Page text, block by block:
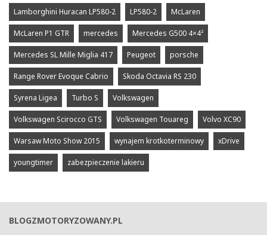
Lamborghini Huracan LP580-2 LP580-2 McLaren
McLaren P1 GTR mercedes Mercedes G500 4×4²
Mercedes SL Mille Miglia 417 Peugeot porsche
Range Rover Evoque Cabrio Skoda Octavia RS 230
Syrena Ligea Turbo S Volkswagen
Volkswagen Scirocco GTS Volkswagen Touareg Volvo XC90
Warsaw Moto Show 2015 wynajem krotkoterminowy xDrive
youngtimer zabezpieczenie lakieru
BLOGZMOTORYZOWANY.PL